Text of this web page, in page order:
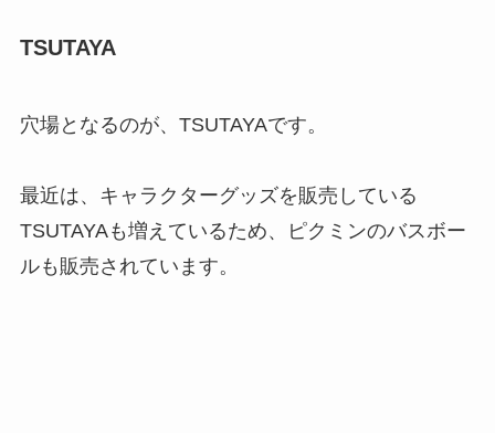
TSUTAYA
穴場となるのが、TSUTAYAです。
最近は、キャラクターグッズを販売している
TSUTAYAも増えているため、ピクミンのバスボー
ルも販売されています。